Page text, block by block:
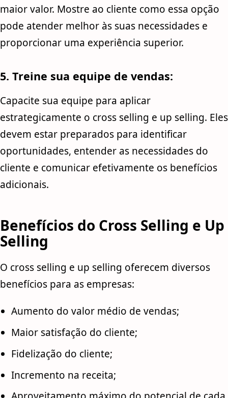
maior valor. Mostre ao cliente como essa opção
pode atender melhor às suas necessidades e
proporcionar uma experiência superior.
5. Treine sua equipe de vendas:
Capacite sua equipe para aplicar
estrategicamente o cross selling e up selling. Eles
devem estar preparados para identificar
oportunidades, entender as necessidades do
cliente e comunicar efetivamente os benefícios
adicionais.
Benefícios do Cross Selling e Up
Selling
O cross selling e up selling oferecem diversos
benefícios para as empresas:
Aumento do valor médio de vendas;
Maior satisfação do cliente;
Fidelização do cliente;
Incremento na receita;